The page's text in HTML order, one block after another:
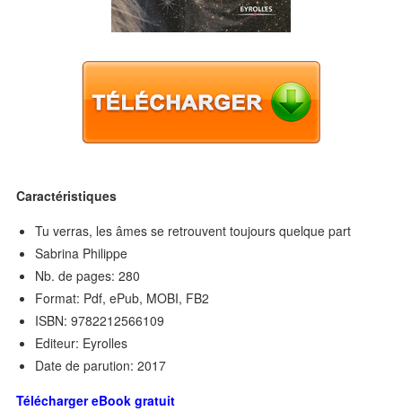
Caractéristiques
Tu verras, les âmes se retrouvent toujours quelque part
Sabrina Philippe
Nb. de pages: 280
Format: Pdf, ePub, MOBI, FB2
ISBN: 9782212566109
Editeur: Eyrolles
Date de parution: 2017
Télécharger eBook gratuit